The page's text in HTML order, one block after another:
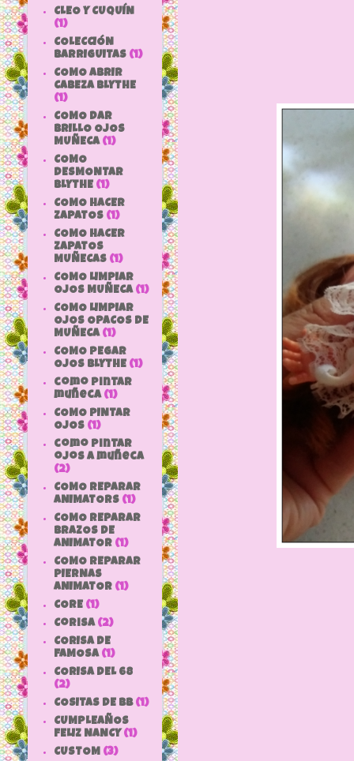
CLEO Y CUQUÍN
(1)
COLECCIÓN
BARRIGUITAS (1)
COMO ABRIR
CABEZA BLYTHE
(1)
COMO DAR
BRILLO OJOS
MUÑECA (1)
COMO
DESMONTAR
BLYTHE (1)
COMO HACER
ZAPATOS (1)
COMO HACER
ZAPATOS
MUÑECAS (1)
COMO LIMPIAR
OJOS MUÑECA (1)
COMO LIMPIAR
OJOS OPACOS DE
MUÑECA (1)
COMO PEGAR
OJOS BLYTHE (1)
como pintar
muñeca (1)
COMO PINTAR
OJOS (1)
como pintar
ojos a muñeca
(2)
COMO REPARAR
ANIMATORS (1)
COMO REPARAR
BRAZOS DE
ANIMATOR (1)
COMO REPARAR
PIERNAS
ANIMATOR (1)
CORE (1)
Corisa (2)
CORISA DE
FAMOSA (1)
CORISA DEL 68
(2)
COSITAS DE bb (1)
CUMPLEAÑOS
FELIZ NANCY (1)
CUSTOM (3)